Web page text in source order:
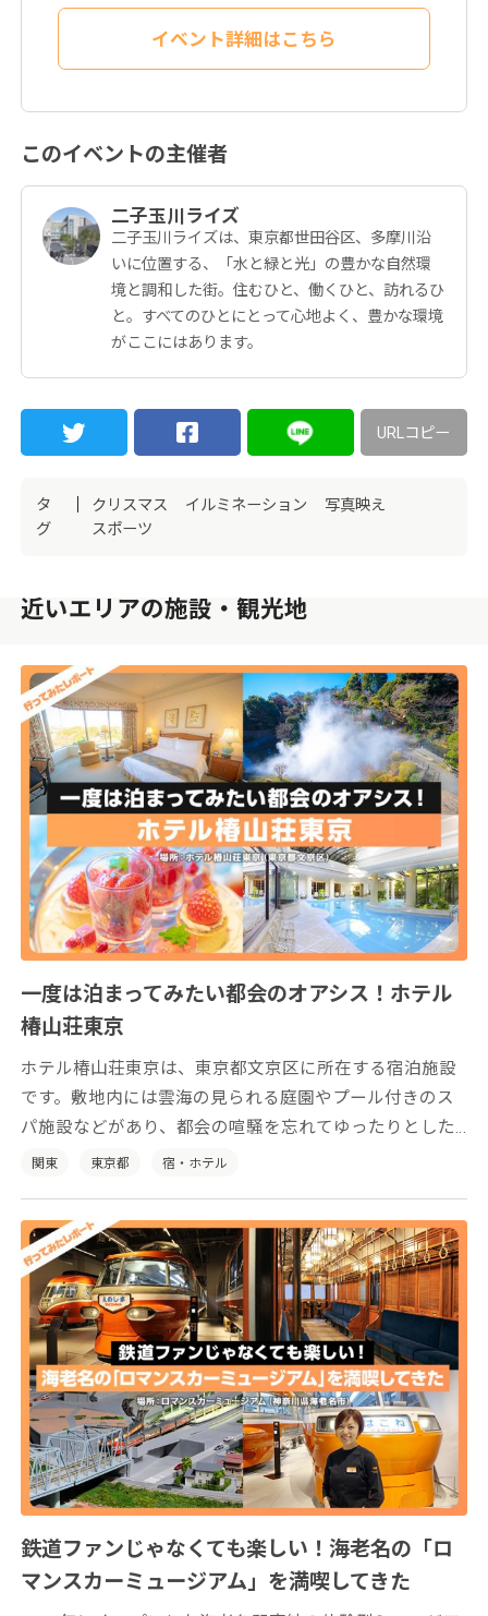
イベント詳細はこちら
このイベントの主催者
二子玉川ライズ
二子玉川ライズは、東京都世田谷区、多摩川沿
いに位置する、「水と緑と光」の豊かな自然環
境と調和した街。住むひと、働くひと、訪れるひ
と。すべてのひとにとって心地よく、豊かな環境
がここにはあります。
URLコピー
タ
グ
クリスマス イルミネーション
写真映え
スポーツ
近いエリアの施設・観光地
一度は泊まってみたい都会のオアシス！ホテル
椿山荘東京
ホテル椿山荘東京は、東京都文京区に所在する宿泊施設
です。敷地内には雲海の見られる庭園やプール付きのス
パ施設などがあり、都会の喧騒を忘れてゆったりとした
時間をお過ごしいただけます。
関東 東京都 宿・ホテル
鉄道ファンじゃなくても楽しい！海老名の「ロ
マンスカーミュージアム」を満喫してきた